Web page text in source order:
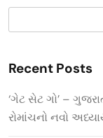
Recent Posts
‘ગેટ સેટ ગો’ –
રોમાંચનો નવો